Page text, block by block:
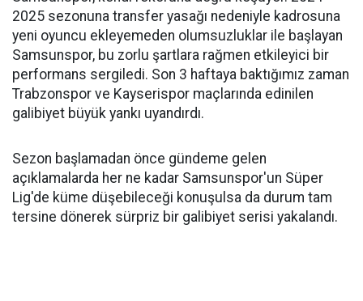
2025 sezonuna transfer yasağı nedeniyle kadrosuna
yeni oyuncu ekleyemeden olumsuzluklar ile başlayan
Samsunspor, bu zorlu şartlara rağmen etkileyici bir
performans sergiledi. Son 3 haftaya baktığımız zaman
Trabzonspor ve Kayserispor maçlarında edinilen
galibiyet büyük yankı uyandırdı.
Sezon başlamadan önce gündeme gelen
açıklamalarda her ne kadar Samsunspor'un Süper
Lig'de küme düşebileceği konuşulsa da durum tam
tersine dönerek sürpriz bir galibiyet serisi yakalandı.